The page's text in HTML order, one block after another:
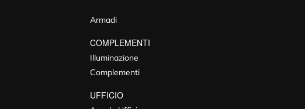
Armadi
COMPLEMENTI
Illuminazione
Complementi
UFFICIO